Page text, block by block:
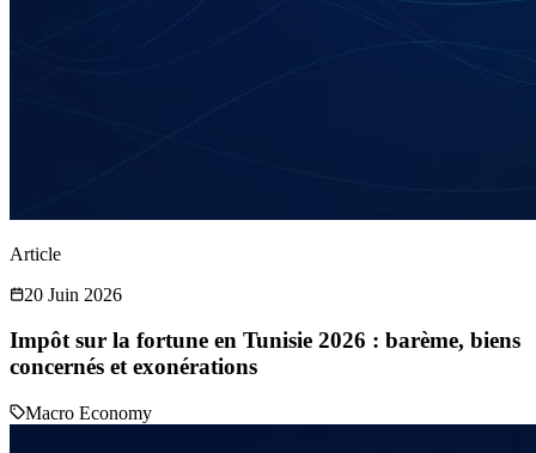
Article
20 Juin 2026
Impôt sur la fortune en Tunisie 2026 : barème, biens
concernés et exonérations
Macro Economy